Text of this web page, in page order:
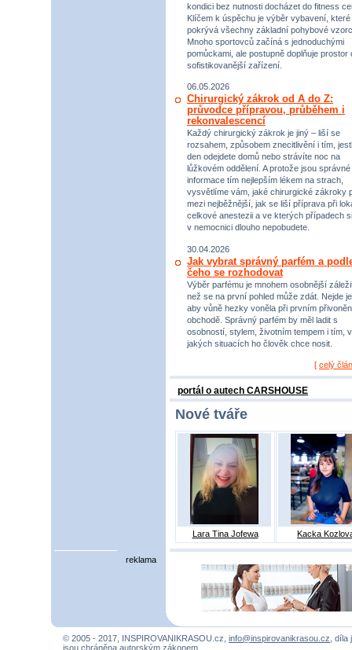
kondici bez nutnosti docházet do fitness
Klíčem k úspěchu je výběr vybavení, které
pokrývá všechny základní pohybové
Mnoho sportovců začíná s jednoduchými
pomůckami, ale postupně doplňuje prostor
sofistikovanější zařízení.
06.05.2026
Chirurgický zákrok od A do Z:
průvodce přípravou, průběhem i
rekonvalescencí
Každý chirurgický zákrok je jiný – liší se
rozsahem, způsobem znecitlivění i tím,
den odejdete domů nebo strávíte noc na
lůžkovém oddělení. A protože jsou správné
informace tím nejlepším lékem na strach,
vysvětlíme vám, jaké chirurgické zákroky
mezi nejběžnější, jak se liší příprava při
celkové anestezii a ve kterých případech si
v nemocnici dlouho nepobudete.
30.04.2026
Jak vybrat správný parfém a
čeho se rozhodovat
Výběr parfému je mnohem osobnější
než se na první pohled může zdát. Nejde
aby vůně hezky voněla při prvním
obchodě. Správný parfém by měl ladit s
osobností, stylem, životním tempem i tím, v
jakých situacích ho člověk chce nosit.
[ celý
portál o autech CARSHOUSE
Nové tváře
Lara Tina Jofewa Kacka
reklama
© 2005 - 2017, INSPIROVANIKRASOU.cz, info@inspirovanikrasou.cz ,
jsou chráněna autorským zákonem.